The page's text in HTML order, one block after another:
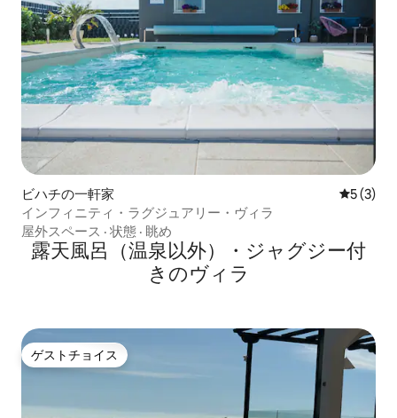
ビハチの一軒家 レビュー
5 (3)
インフィニティ・ラグジュアリー・ヴィラ
屋外スペース · 状態 · 眺め
露天風呂（温泉以外）・ジャグジー付
きのヴィラ
ゲストチョイス
ゲストチョイス